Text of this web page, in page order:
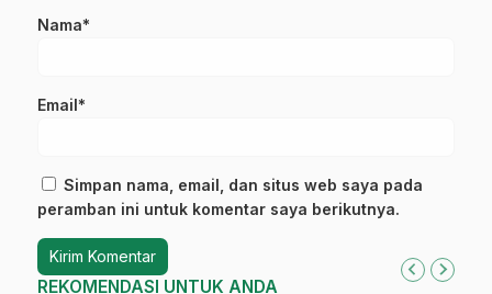
Nama*
Email*
Simpan nama, email, dan situs web saya pada
peramban ini untuk komentar saya berikutnya.
REKOMENDASI UNTUK ANDA